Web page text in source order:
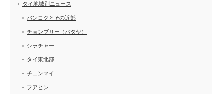
タイ地域別ニュース
バンコクとその近郊
チョンブリー（パタヤ）
シラチャー
タイ東北部
チェンマイ
フアヒン